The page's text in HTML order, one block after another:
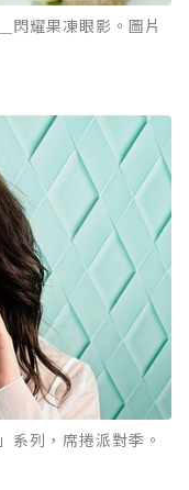
耀果凍眼影。圖片
列，席捲派對季。